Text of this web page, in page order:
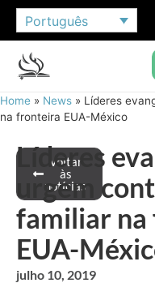
Português
Home » News » Líderes
na fronteira EUA-México
Voltar
às
notícias
Líderes
urgem
familiar
EUA-
julho 10, 2019